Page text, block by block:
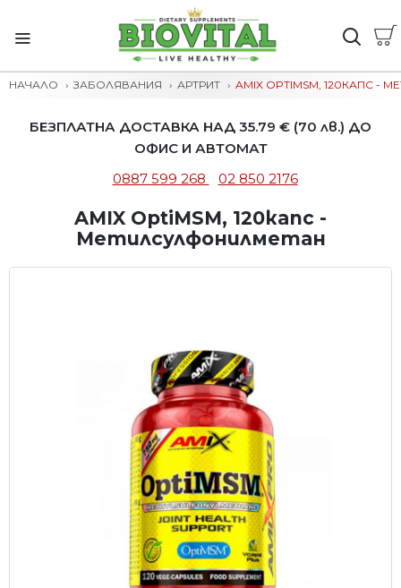
НАЧАЛО ЗАБОЛЯВАНИЯ АРТРИТ AMIX OPTIMSM, 120КАПС
БЕЗПЛАТНА ДОСТАВКА НАД 35.79 € (70 лв.) ДО
ОФИС И АВТОМАТ
0887 599 268
02 850 2176
AMIX OptiMSM, 120капс -
Метилсулфонилметан